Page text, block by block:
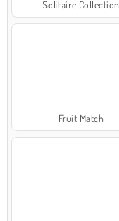
Solitaire Collection
Fruit Match